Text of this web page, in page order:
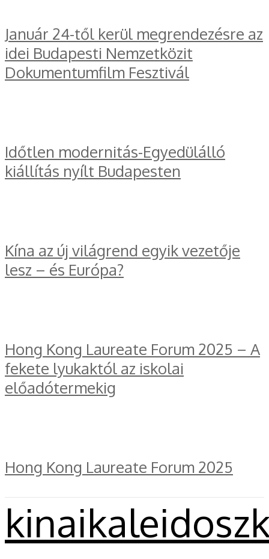
Január 24-től kerül megrendezésre az
idei Budapesti Nemzetközit
Dokumentumfilm Fesztivál
Időtlen modernitás-Egyedülálló
kiállítás nyílt Budapesten
Kína az új világrend egyik vezetője
lesz – és Európa?
Hong Kong Laureate Forum 2025 – A
fekete lyukaktól az iskolai
előadótermekig
Hong Kong Laureate Forum 2025